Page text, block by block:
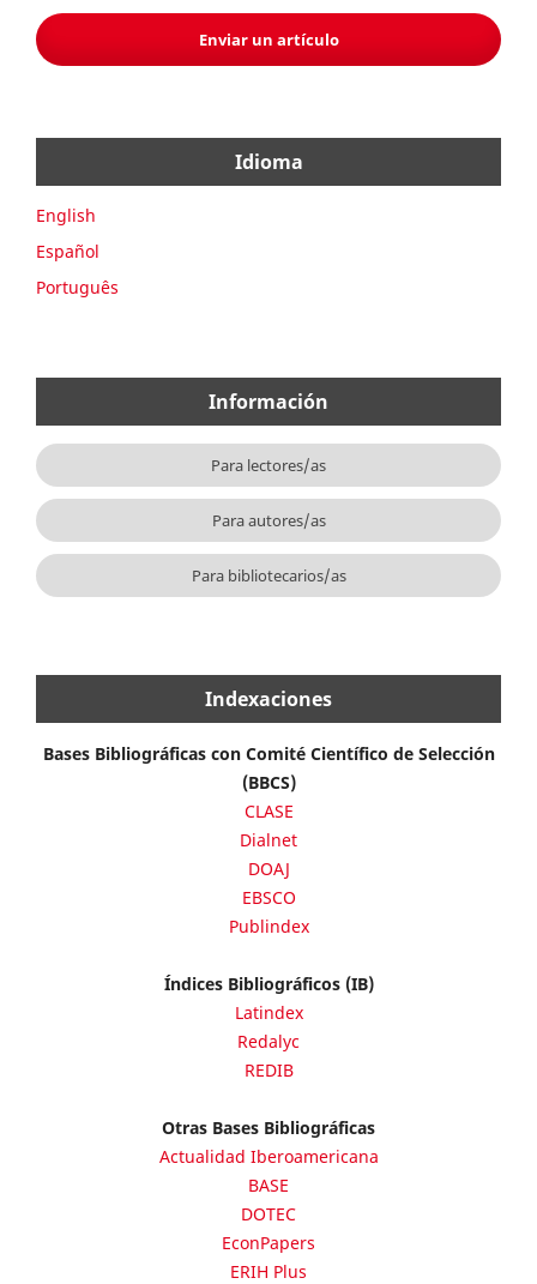
Enviar un artículo
Idioma
English
Español
Português
Información
Para lectores/as
Para autores/as
Para bibliotecarios/as
Indexaciones
Bases Bibliográficas con Comité Científico de Selección
(BBCS)
CLASE
Dialnet
DOAJ
EBSCO
Publindex
Índices Bibliográficos (IB)
Latindex
Redalyc
REDIB
Otras Bases Bibliográficas
Actualidad Iberoamericana
BASE
DOTEC
EconPapers
ERIH Plus